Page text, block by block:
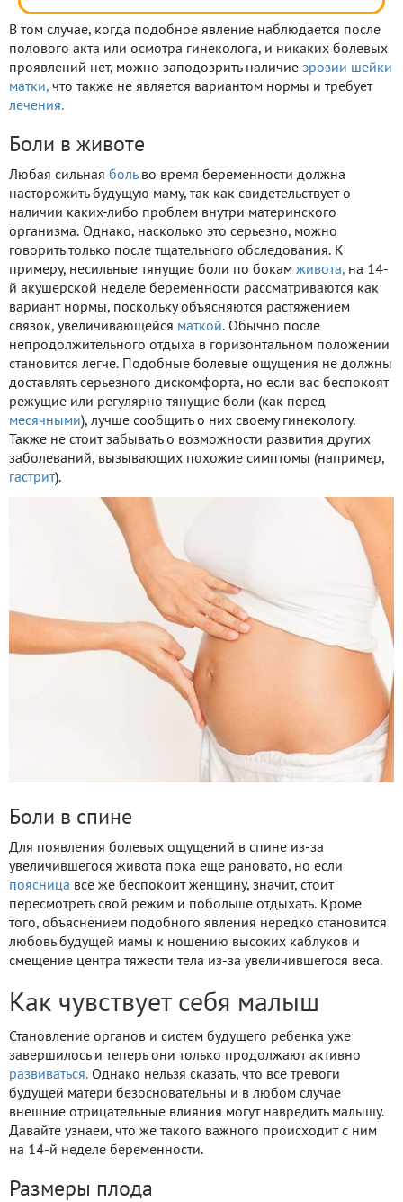
В том случае, когда подобное явление наблюдается после
полового акта или осмотра гинеколога, и никаких болевых
проявлений нет, можно заподозрить наличие эрозии шейки
матки, что также не является вариантом нормы и требует
лечения.
Боли в животе
Любая сильная больво время беременности должна
насторожить будущую маму, так как свидетельствует о
наличии каких-либо проблем внутри материнского
организма. Однако, насколько это серьезно, можно
говорить только после тщательного обследования. К
примеру, несильные тянущие боли по бокам живота, на 14-
й акушерской неделе беременности рассматриваются как
вариант нормы, поскольку объясняются растяжением
связок, увеличивающейся маткой. Обычно после
непродолжительного отдыха в горизонтальном положении
становится легче. Подобные болевые ощущения не должны
доставлять серьезного дискомфорта, но если вас беспокоят
режущие или регулярно тянущие боли (как перед
месячными), лучше сообщить о них своему гинекологу.
Также не стоит забывать о возможности развития других
заболеваний, вызывающих похожие симптомы (например,
гастрит).
Боли в спине
Для появления болевых ощущений в спине из-за
увеличившегося живота пока еще рановато, но если
поясница все же беспокоит женщину, значит, стоит
пересмотреть свой режим и побольше отдыхать. Кроме
того, объяснением подобного явления нередко становится
любовь будущей мамы к ношению высоких каблуков и
смещение центра тяжести тела из-за увеличившегося веса.
Как чувствует себя малыш
Становление органов и систем будущего ребенка уже
завершилось и теперь они только продолжают активно
развиваться. Однако нельзя сказать, что все тревоги
будущей матери безосновательны и в любом случае
внешние отрицательные влияния могут навредить малышу.
Давайте узнаем, что же такого важного происходит с ним
на 14-й неделе беременности.
Размеры плода